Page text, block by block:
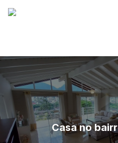
Casa no